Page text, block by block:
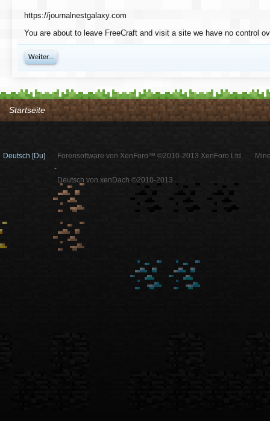
https://journalnestgalaxy.com
You are about to leave FreeCraft and visit a site we have no control
Weiter...
Startseite
Deutsch [Du]
Forensoftware von XenForo™ ©2010-2013 XenForo Ltd.
-
Deutsch von xenDach ©2010-2013